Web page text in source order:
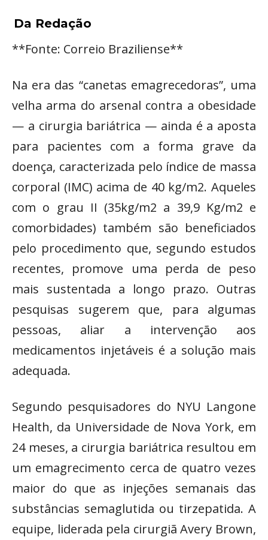
Da Redação
**Fonte: Correio Braziliense**
Na era das “canetas emagrecedoras”, uma
velha arma do arsenal contra a obesidade
— a cirurgia bariátrica — ainda é a aposta
para pacientes com a forma grave da
doença, caracterizada pelo índice de massa
corporal (IMC) acima de 40 kg/m2. Aqueles
com o grau II (35kg/m2 a 39,9 Kg/m2 e
comorbidades) também são beneficiados
pelo procedimento que, segundo estudos
recentes, promove uma perda de peso
mais sustentada a longo prazo. Outras
pesquisas sugerem que, para algumas
pessoas, aliar a intervenção aos
medicamentos injetáveis é a solução mais
adequada.
Segundo pesquisadores do NYU Langone
Health, da Universidade de Nova York, em
24 meses, a cirurgia bariátrica resultou em
um emagrecimento cerca de quatro vezes
maior do que as injeções semanais das
substâncias semaglutida ou tirzepatida. A
equipe, liderada pela cirurgiã Avery Brown,